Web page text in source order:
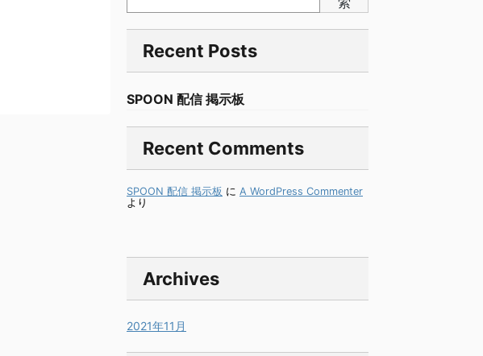
Recent Posts
SPOON 配信 掲示板
Recent Comments
SPOON 配信 掲示板 に A WordPress Commenter
より
Archives
2021年11月